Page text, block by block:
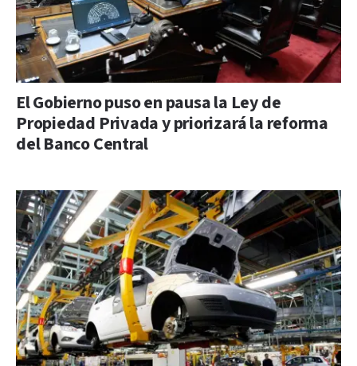
El Gobierno puso en pausa la Ley de
Propiedad Privada y priorizará la reforma
del Banco Central